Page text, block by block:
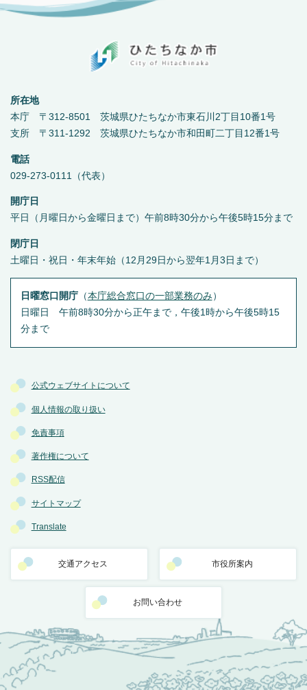
公式ウェブサイトについて
個人情報の取り扱い
免責事項
著作権について
RSS配信
サイトマップ
Translate
交通アクセス 市役所案内
お問い合わせ
所在地
本庁 〒312-8501 茨城県ひたちなか市東石川2丁目10番1号
支所 〒311-1292 茨城県ひたちなか市和田町二丁目12番1号
電話
029-273-0111（代表）
開庁日
平日（月曜日から金曜日まで）午前8時30分から午後5時15分まで
閉庁日
土曜日・祝日・年末年始（12月29日から翌年1月3日まで）
日曜窓口開庁（本庁総合窓口の一部業務のみ ）
日曜日 午前8時30分から正午まで，午後1時から午後5時15
分まで